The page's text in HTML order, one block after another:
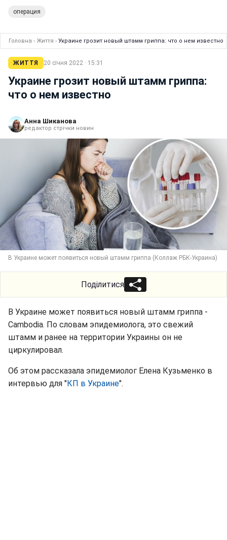
операция
Головна › Життя › Украине грозит новый штамм гриппа: что о нем известно
ЖИТТЯ 20 січня 2022 · 15:31
Украине грозит новый штамм гриппа:
что о нем известно
Анна Шиканова
редактор стрічки новин
В Украине может появиться новый штамм гриппа (Коллаж РБК-Украина)
Поділитися
В Украине может появиться новый штамм гриппа -
Cambodia. По словам эпидемиолога, это свежий
штамм и ранее на территории Украины он не
циркулировал.
Об этом рассказала эпидемиолог Елена Кузьменко в
интервью для "КП в Украине".